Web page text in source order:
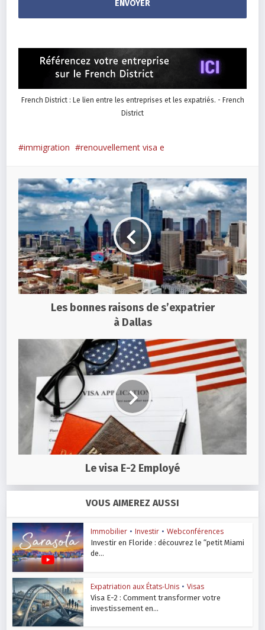
French District : Le lien entre les entreprises et les expatriés. - French
District
immigration renouvellement visa e
Les bonnes raisons de s’expatrier
à Dallas
Le visa E-2 Employé
VOUS AIMEREZ AUSSI
Immobilier • Investir • Webconférences
Investir en Floride : découvrez le “petit Miami
de...
Expatriation aux États-Unis • Visas
Visa E-2 : Comment transformer votre
investissement en...